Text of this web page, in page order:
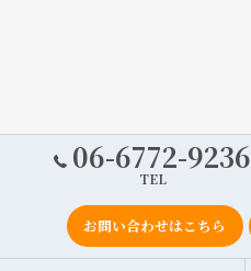
06-6772-9236
TEL
お問い合わせはこちら